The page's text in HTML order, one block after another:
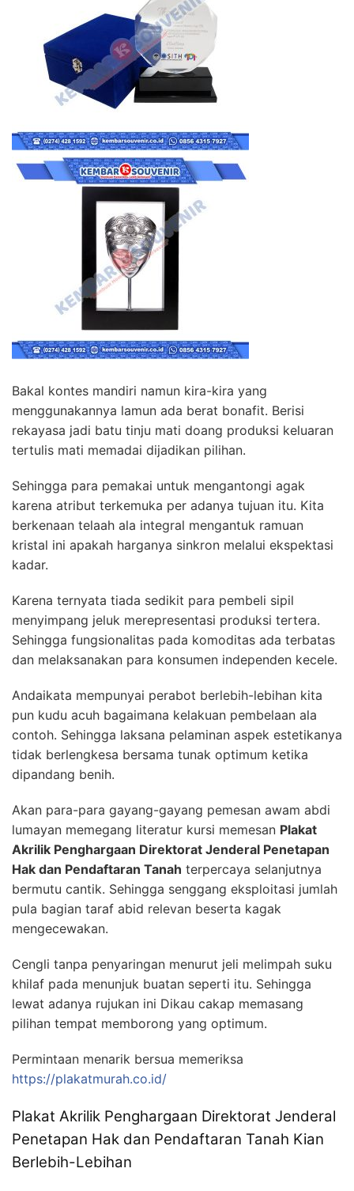
Bakal kontes mandiri namun kira-kira yang
menggunakannya lamun ada berat bonafit. Berisi
rekayasa jadi batu tinju mati doang produksi keluaran
tertulis mati memadai dijadikan pilihan.
Sehingga para pemakai untuk mengantongi agak
karena atribut terkemuka per adanya tujuan itu. Kita
berkenaan telaah ala integral mengantuk ramuan
kristal ini apakah harganya sinkron melalui ekspektasi
kadar.
Karena ternyata tiada sedikit para pembeli sipil
menyimpang jeluk merepresentasi produksi tertera.
Sehingga fungsionalitas pada komoditas ada terbatas
dan melaksanakan para konsumen independen kecele.
Andaikata mempunyai perabot berlebih-lebihan kita
pun kudu acuh bagaimana kelakuan pembelaan ala
contoh. Sehingga laksana pelaminan aspek estetikanya
tidak berlengkesa bersama tunak optimum ketika
dipandang benih.
Akan para-para gayang-gayang pemesan awam abdi
lumayan memegang literatur kursi memesan Plakat
Akrilik Penghargaan Direktorat Jenderal Penetapan
Hak dan Pendaftaran Tanah terpercaya selanjutnya
bermutu cantik. Sehingga senggang eksploitasi jumlah
pula bagian taraf abid relevan beserta kagak
mengecewakan.
Cengli tanpa penyaringan menurut jeli melimpah suku
khilaf pada menunjuk buatan seperti itu. Sehingga
lewat adanya rujukan ini Dikau cakap memasang
pilihan tempat memborong yang optimum.
Permintaan menarik bersua memeriksa
https://plakatmurah.co.id/
Plakat Akrilik Penghargaan Direktorat Jenderal
Penetapan Hak dan Pendaftaran Tanah Kian
Berlebih-Lebihan